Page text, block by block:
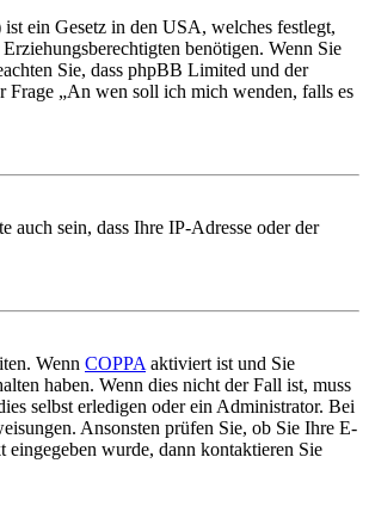
ein Gesetz in den USA, welches festlegt,
benötigen. Wenn Sie
Sie, dass phpBB Limited und der
Frage „An wen soll ich mich wenden, falls es
auch sein, dass Ihre IP-Adresse oder der
Wenn COPPA aktiviert ist und Sie
haben. Wenn dies nicht der Fall ist, muss
selbst erledigen oder ein Administrator. Bei
Ansonsten prüfen Sie, ob Sie Ihre E-
wurde, dann kontaktieren Sie